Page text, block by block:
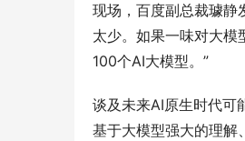
现场，百度副总裁璩静
太少。如果一味对大模
100个AI大模型。”
谈及未来AI原生时代可
基于大模型强大的理解